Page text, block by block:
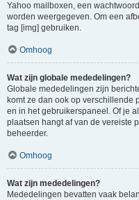
Yahoo mailboxen, een
worden weergegeven. Om een
tag [img] gebruiken.
Omhoog
Wat zijn globale mededelingen?
Globale mededelingen zijn
komt ze dan ook op verschillende
en in het gebruikerspaneel. Of je
plaatsen hangt af van de vereiste
beheerder.
Omhoog
Wat zijn mededelingen?
Mededelingen bevatten vaak